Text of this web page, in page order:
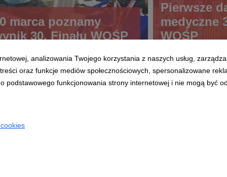
marca poznamy
30. Finału WOŚP
Pierwsze
medyczne
WOŚP
analizowania Twojego korzystania z naszych usług,
oraz funkcje mediów społecznościowych, spersonalizowane
podstawowego funkcjonowania strony internetowej i nie mogą być